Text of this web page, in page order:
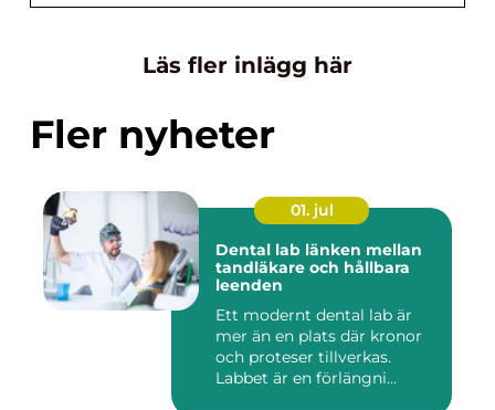
Läs fler inlägg här
Fler nyheter
01. jul
Dental lab länken mellan
tandläkare och hållbara
leenden
Ett modernt dental lab är
mer än en plats där kronor
och proteser tillverkas.
Labbet är en förlängni...